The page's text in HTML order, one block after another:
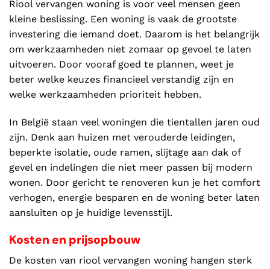
Riool vervangen woning is voor veel mensen geen
kleine beslissing. Een woning is vaak de grootste
investering die iemand doet. Daarom is het belangrijk
om werkzaamheden niet zomaar op gevoel te laten
uitvoeren. Door vooraf goed te plannen, weet je
beter welke keuzes financieel verstandig zijn en
welke werkzaamheden prioriteit hebben.
In België staan veel woningen die tientallen jaren oud
zijn. Denk aan huizen met verouderde leidingen,
beperkte isolatie, oude ramen, slijtage aan dak of
gevel en indelingen die niet meer passen bij modern
wonen. Door gericht te renoveren kun je het comfort
verhogen, energie besparen en de woning beter laten
aansluiten op je huidige levensstijl.
Kosten en prijsopbouw
De kosten van riool vervangen woning hangen sterk